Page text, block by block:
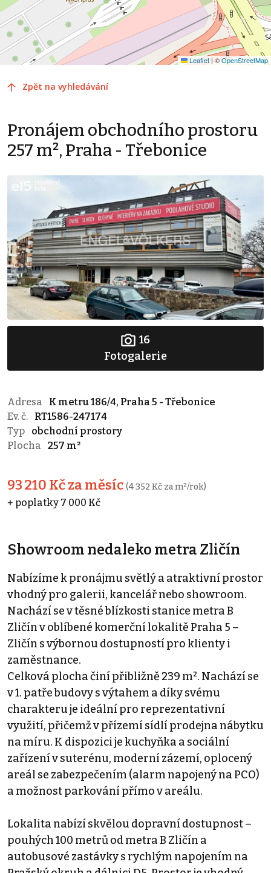
Leaflet |©OpenStreetMap
Zpět na vyhledávání
Pronájem obchodního prostoru
257 m², Praha - Třebonice
16
Fotogalerie
Adresa
K metru 186/4, Praha 5 - Třebonice
Ev. č.
RT1586-247174
Typ
obchodní prostory
Plocha
257 m²
93 210 Kč za měsíc (4 352 Kč za m²/rok)
+ poplatky 7 000 Kč
Showroom nedaleko metra Zličín
Nabízíme k pronájmu světlý a atraktivní prostor
vhodný pro galerii, kancelář nebo showroom.
Nachází se v těsné blízkosti stanice metra B
Zličín v oblíbené komerční lokalitě Praha 5 –
Zličín s výbornou dostupností pro klienty i
zaměstnance.
Celková plocha činí přibližně 239 m². Nachází se
v 1. patře budovy s výtahem a díky svému
charakteru je ideální pro reprezentativní
využití, přičemž v přízemí sídlí prodejna nábytku
na míru. K dispozici je kuchyňka a sociální
zařízení v suterénu, moderní zázemí, oplocený
areál se zabezpečením (alarm napojený na PCO)
a možnost parkování přímo v areálu.
Lokalita nabízí skvělou dopravní dostupnost –
pouhých 100 metrů od metra B Zličín a
autobusové zastávky s rychlým napojením na